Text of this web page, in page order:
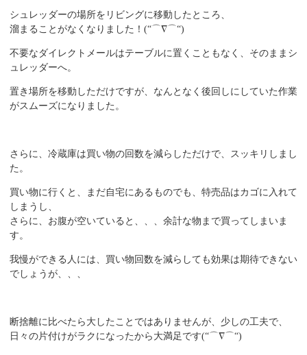
シュレッダーの場所をリビングに移動したところ、
溜まることがなくなりました！ (“⌒∇⌒“)
不要なダイレクトメールはテーブルに置くこともなく、そのままシ
ュレッダーへ。
置き場所を移動しただけですが、なんとなく後回しにしていた作業
がスムーズになりました。
さらに、冷蔵庫は買い物の回数を減らしただけで、スッキリしまし
た。
買い物に行くと、まだ自宅にあるものでも、特売品はカゴに入れて
しまうし、
さらに、お腹が空いていると、、、余計な物まで買ってしまいま
す。
我慢ができる人には、買い物回数を減らしても効果は期待できない
でしょうが、、、
断捨離に比べたら大したことではありませんが、少しの工夫で、
日々の片付けがラクになったから大満足です(“⌒∇⌒“)